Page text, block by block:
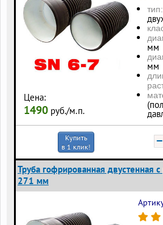
Цена:
1490 руб./м.п.
тип:
мм
мм
Купить
в 1 клик!
−
Труба гофрированная двустенная
271 мм